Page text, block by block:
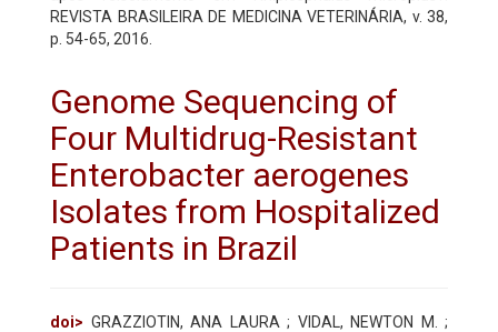
REVISTA BRASILEIRA DE MEDICINA VETERINÁRIA, v. 38,
p. 54-65, 2016.
Genome Sequencing of
Four Multidrug-Resistant
Enterobacter aerogenes
Isolates from Hospitalized
Patients in Brazil
doi> GRAZZIOTIN, ANA LAURA ; VIDAL, NEWTON M. ;